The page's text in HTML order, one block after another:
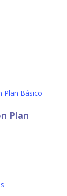
Al Carrito
Plan